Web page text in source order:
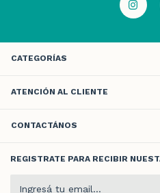
CATEGORÍAS
ATENCIÓN AL CLIENTE
CONTACTÁNOS
REGISTRATE PARA RECIBIR